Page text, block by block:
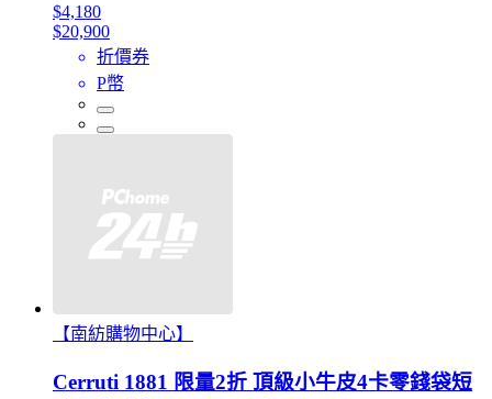
$4,180
$20,900
折價券
P幣
【南紡購物中心】
Cerruti 1881 限量2折 頂級小牛皮4卡零錢袋短